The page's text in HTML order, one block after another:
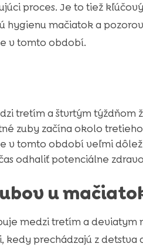
proces. Je to tiež
hygienu mačiatok a
v tomto období.
tretím a štvrtým týždňom
zuby začína okolo
v tomto období veľmi
odhaliť potenciálne
u
medzi tretím a deviatym
prechádzajú z detstva